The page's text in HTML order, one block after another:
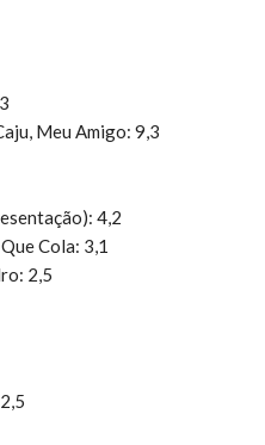
Meu Amigo: 9,3
4,2
Cola: 3,1
2,5